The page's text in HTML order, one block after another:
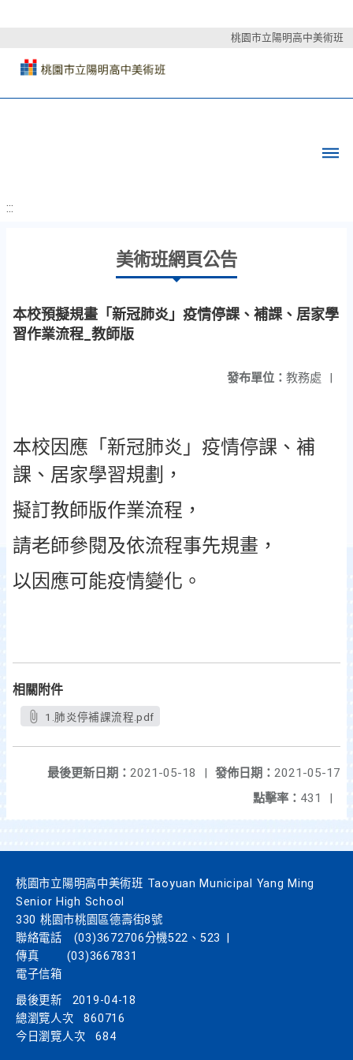
桃園市立陽明高中美術班
:::
美術班網頁公告
本校預擬規畫「新冠肺炎」疫情停課、補課、居家學
習作業流程_教師版
發布單位： 教務處 |
本校因應「新冠肺炎」疫情停課、補
課、居家學習規劃，
擬訂教師版作業流程，
請老師參閱及依流程事先規畫，
以因應可能疫情變化。
相關附件
1.肺炎停補課流程.pdf
發佈日期： 2021-05-17
最後更新日期： 2021-05-18
|
點擊率： 431 |
桃園市立陽明高中美術班 Taoyuan Municipal Yang Ming
Senior High School
330 桃園市桃園區德壽街8號
聯絡電話
(03)3672706分機522、523
傳真
(03)3667831
電子信箱
最後更新
2019-04-18
總瀏覽人次
860716
今日瀏覽人次
684